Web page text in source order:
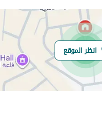
هل يوجد اي التزام
على العقار ؟
انظر الموقع